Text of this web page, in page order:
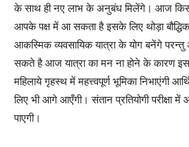
के साथ ही नए लाभ के अनुबंध मिलेंगे। आज
आपके पक्ष में आ सकता है इसके लिए थोड़ा
आकस्मिक व्यवसायिक यात्रा के योग बनेंगे परन्तु
सकते है आज यात्रा का मन ना होने के कारण
महिलाये गृहस्थ में महत्त्वपूर्ण भूमिका निभाएंगी
लिए भी आगे आएँगी। संतान प्रतियोगी परीक्षा
पाएगी।